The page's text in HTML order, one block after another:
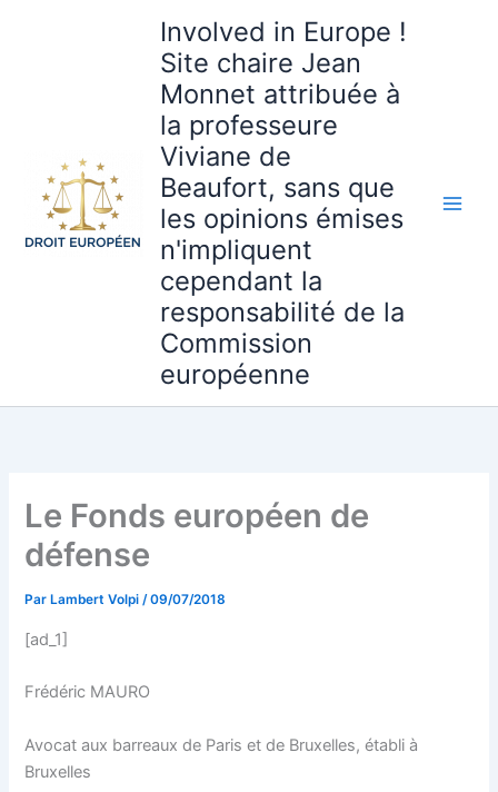
Involved in Europe !
Site chaire Jean
Monnet attribuée à
la professeure
Viviane de
Beaufort, sans que
les opinions émises
n'impliquent
cependant la
responsabilité de la
Commission
européenne
Le Fonds européen de
défense
Par Lambert Volpi/09/07/2018
[ad_1]
Frédéric MAURO
Avocat aux barreaux de Paris et de Bruxelles, établi à
Bruxelles